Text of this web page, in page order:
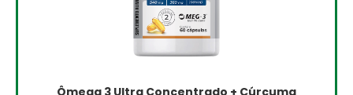
Ômega 3 Ultra Concentrado + Cúrcuma